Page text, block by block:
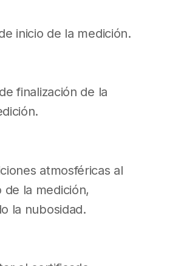
inicio de la medición.
finalización de la
atmosféricas al
de la medición,
la nubosidad.